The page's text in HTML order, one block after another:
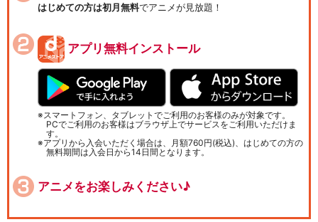
はじめての方は初月無料でアニメが見放題！
アプリ無料インストール
スマートフォン、タブレットでご利用のお客様のみが対象です。
PCでご利用のお客様はブラウザ上でサービスをご利用いただけま
す。
アプリから入会いただく場合は、月額760円(税込)、はじめての方の
無料期間は入会日から14日間となります。
アニメをお楽しみください♪